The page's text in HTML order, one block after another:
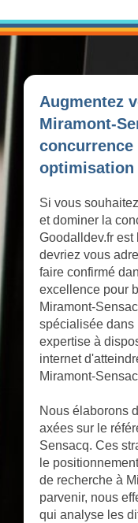
Augmentez
Miramont-
concurrence
optimisation
Si vous
et dominer la
Goodalldev.fr
devriez vous
faire confirmé
excellence pour
Miramont-
spécialisée dans
expertise à
internet
Miramont-
Nous élaborons
axées sur le
Sensacq. Ces
le
de recherche à
parvenir, nous
qui analyse les